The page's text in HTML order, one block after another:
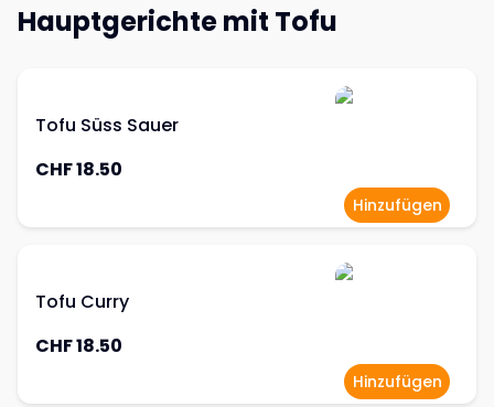
Hauptgerichte mit Tofu
Tofu Süss Sauer
CHF 18.50
Hinzufügen
Tofu Curry
CHF 18.50
Hinzufügen